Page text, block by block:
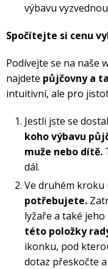
Táhla
Gripy
Bundy
Skejty a
Frisbee
Pásky
Sluneční
Potápění
Plavání
Běžecké
Boty
Hole
Doplňky
výbavu
Spočítejte si cenu
Podívejte se na naše
najdete půjčovny a
intuitivní, ale pro
Jestli jste se
koho výbavu
muže nebo dítě.
dál.
Ve druhém kroku
potřebujete.
lyžaře a také
této položky
ikonku, pod
dotaz přeskočte